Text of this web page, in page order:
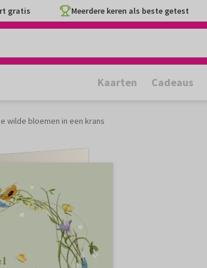
gratis Meerdere keren als beste getest
Kaarten Cadeaus
wilde bloemen in een krans